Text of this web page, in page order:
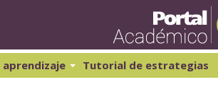
contenido
principal
Tutorial de estrategias